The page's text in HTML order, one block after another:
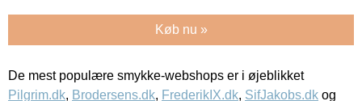
Køb nu »
De mest populære smykke-webshops er i øjeblikket
Pilgrim.dk, Brodersens.dk, FrederikIX.dk, SifJakobs.dk og